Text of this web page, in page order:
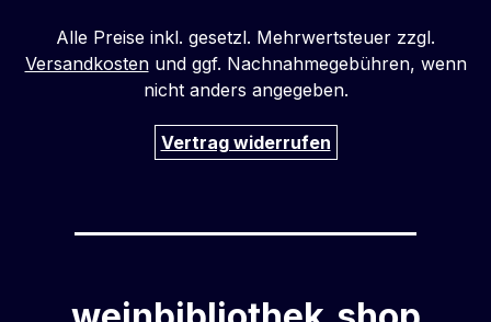
Alle Preise inkl. gesetzl. Mehrwertsteuer zzgl.
Versandkostenund ggf. Nachnahmegebühren, wenn
nicht anders angegeben.
Vertrag widerrufen